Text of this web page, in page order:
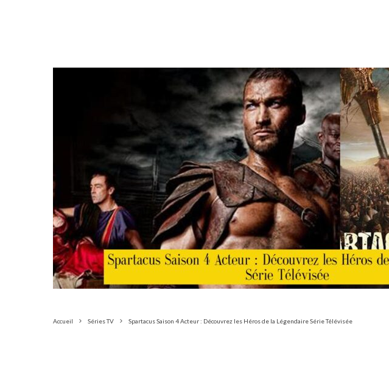
Accueil Séries TV Spartacus Saison 4 Acteur : Découvrez les Héros de la Légendaire Série Télévisée